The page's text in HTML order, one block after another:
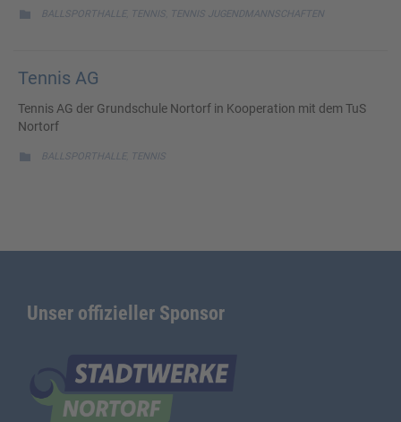
 CATEGORY
BALLSPORTHALLE, TENNIS TENNIS JUGENDMANNSCHAFTEN
Tennis AG
Tennis AG der Grundschule Nortorf in Kooperation mit dem TuS
Nortorf
 CATEGORY
BALLSPORTHALLE, TENNIS
Unser offizieller Sponsor